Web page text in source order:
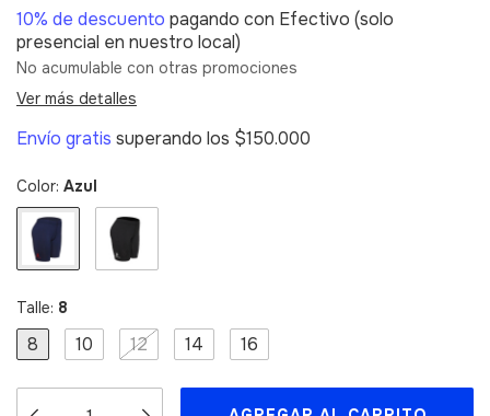
10% de descuento pagando con Efectivo (solo
presencial en nuestro local)
No acumulable con otras promociones
Ver más detalles
Envío gratis superando los $150.000
Color: Azul
Talle: 8
8 10 12 14 16